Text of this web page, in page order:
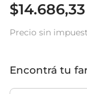
$14.686,33
Precio sin
Encontrá tu